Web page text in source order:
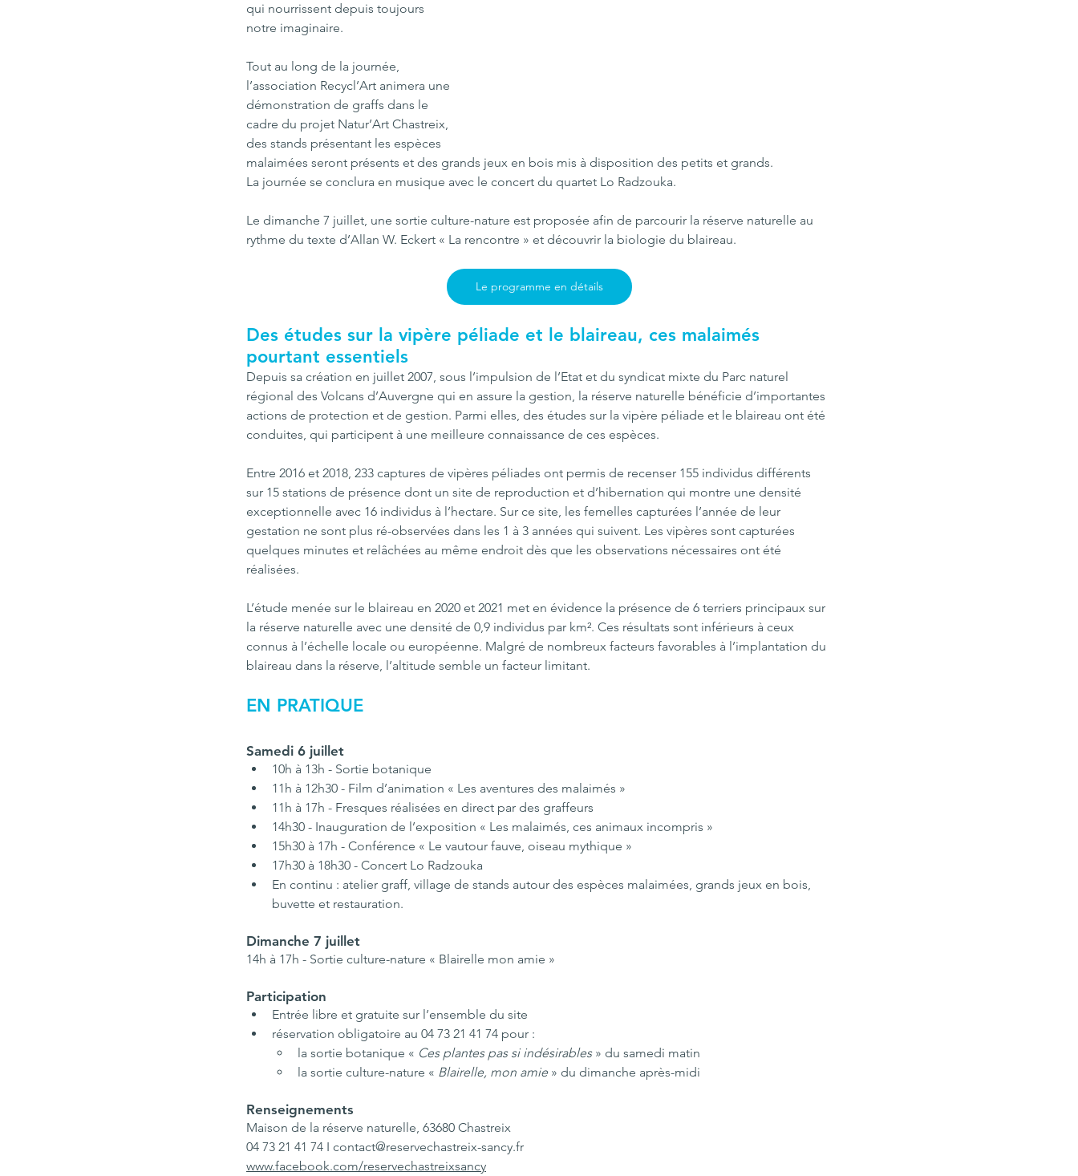
qui nourrissent depuis toujours
notre imaginaire.
Tout au long de la journée,
l’association Recycl’Art animera une
démonstration de graffs dans le
cadre du projet Natur’Art Chastreix,
des stands présentant les espèces
malaimées seront présents et des grands jeux en bois mis à disposition des petits et grands.
La journée se conclura en musique avec le concert du quartet Lo Radzouka.
Le dimanche 7 juillet, une sortie culture-nature est proposée afin de parcourir la réserve naturelle au
rythme du texte d’Allan W. Eckert « La rencontre » et découvrir la biologie du blaireau.
Le programme en détails
Des études sur la vipère péliade et le blaireau, ces malaimés
pourtant essentiels
Depuis sa création en juillet 2007, sous l’impulsion de l’Etat et du syndicat mixte du Parc naturel
régional des Volcans d’Auvergne qui en assure la gestion, la réserve naturelle bénéficie d’importantes
actions de protection et de gestion. Parmi elles, des études sur la vipère péliade et le blaireau ont été
conduites, qui participent à une meilleure connaissance de ces espèces.
Entre 2016 et 2018, 233 captures de vipères péliades ont permis de recenser 155 individus différents
sur 15 stations de présence dont un site de reproduction et d’hibernation qui montre une densité
exceptionnelle avec 16 individus à l’hectare. Sur ce site, les femelles capturées l’année de leur
gestation ne sont plus ré-observées dans les 1 à 3 années qui suivent. Les vipères sont capturées
quelques minutes et relâchées au même endroit dès que les observations nécessaires ont été
réalisées.
L’étude menée sur le blaireau en 2020 et 2021 met en évidence la présence de 6 terriers principaux sur
la réserve naturelle avec une densité de 0,9 individus par km². Ces résultats sont inférieurs à ceux
connus à l’échelle locale ou européenne. Malgré de nombreux facteurs favorables à l’implantation du
blaireau dans la réserve, l’altitude semble un facteur limitant.
EN PRATIQUE
Samedi 6 juillet
10h à 13h - Sortie botanique
11h à 12h30 - Film d’animation « Les aventures des malaimés »
11h à 17h - Fresques réalisées en direct par des graffeurs
14h30 - Inauguration de l’exposition « Les malaimés, ces animaux incompris »
15h30 à 17h - Conférence « Le vautour fauve, oiseau mythique »
17h30 à 18h30 - Concert Lo Radzouka
En continu : atelier graff, village de stands autour des espèces malaimées, grands jeux en bois,
buvette et restauration.
Dimanche 7 juillet
14h à 17h - Sortie culture-nature « Blairelle mon amie »
Participation
Entrée libre et gratuite sur l’ensemble du site
réservation obligatoire au 04 73 21 41 74 pour :
la sortie botanique « Ces plantes pas si indésirables » du samedi matin
la sortie culture-nature « Blairelle, mon amie » du dimanche après-midi
Renseignements
Maison de la réserve naturelle, 63680 Chastreix
04 73 21 41 74 I contact@reservechastreix-sancy.fr
www.facebook.com/reservechastreixsancy